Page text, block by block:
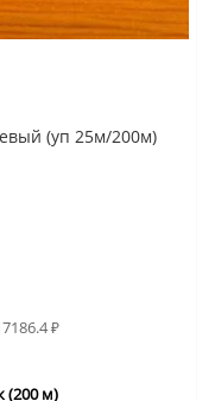
(уп 25м/200м)
₽
(200 м)